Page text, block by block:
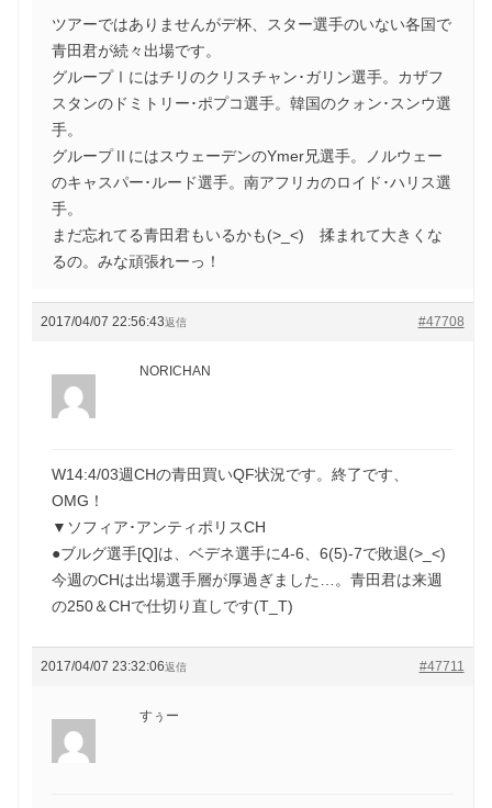
ツアーではありませんがデ杯、スター選手のいない各国で
青田君が続々出場です。
グループⅠにはチリのクリスチャン･ガリン選手。カザフ
スタンのドミトリー･ポプコ選手。韓国のクォン･スンウ選
手。
グループⅡにはスウェーデンのYmer兄選手。ノルウェー
のキャスパー･ルード選手。南アフリカのロイド･ハリス選
手。
まだ忘れてる青田君もいるかも(>_<) 揉まれて大きくな
るの。みな頑張れーっ！
2017/04/07 22:56:43 #47708
返信
NORICHAN
W14:4/03週CHの青田買いQF状況です。終了です、
OMG！
▼ソフィア･アンティポリスCH
●ブルグ選手[Q]は、ベデネ選手に4-6、6(5)-7で敗退(>_<)
今週のCHは出場選手層が厚過ぎました…。青田君は来週
の250＆CHで仕切り直しです(T_T)
2017/04/07 23:32:06 #47711
返信
すぅー